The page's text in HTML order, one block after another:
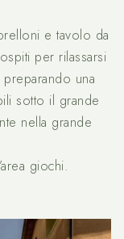
e tavolo da
per rilassarsi
una
sotto il grande
nella grande
giochi.